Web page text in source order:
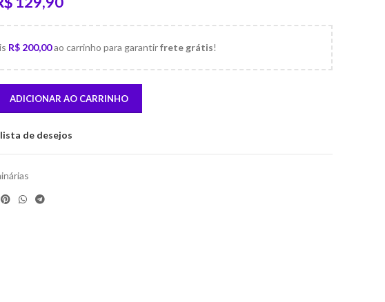
R$ 200,00ao carrinho para garantirfrete grátis!
ADICIONAR AO CARRINHO
de desejos